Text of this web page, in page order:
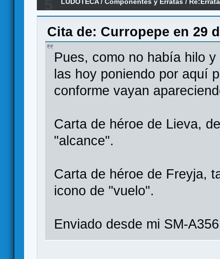
LUDOTECA/Componentes y Erratas /
Oca.
Cita de: Curropepe en 29
Pues, como no había hilo
las hoy poniendo por aquí
conforme vayan
Carta de héroe de Lieva,
"alcance".
Carta de héroe de Freyja,
icono de "vuelo".
Enviado desde mi SM-